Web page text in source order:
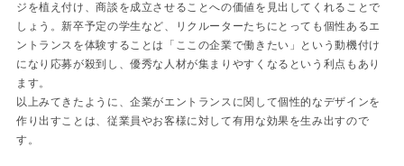
ジを植え付け、商談を成立させることへの価値を見出してくれることで
しょう。新卒予定の学生など、リクルーターたちにとっても個性あるエ
ントランスを体験することは「ここの企業で働きたい」という動機付け
になり応募が殺到し、優秀な人材が集まりやすくなるという利点もあり
ます。
以上みてきたように、企業がエントランスに関して個性的なデザインを
作り出すことは、従業員やお客様に対して有用な効果を生み出すので
す。